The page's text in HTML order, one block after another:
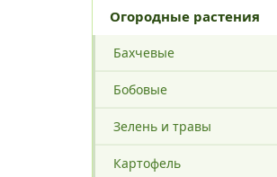
Огородные растения
Бахчевые
Бобовые
Зелень и травы
Картофель